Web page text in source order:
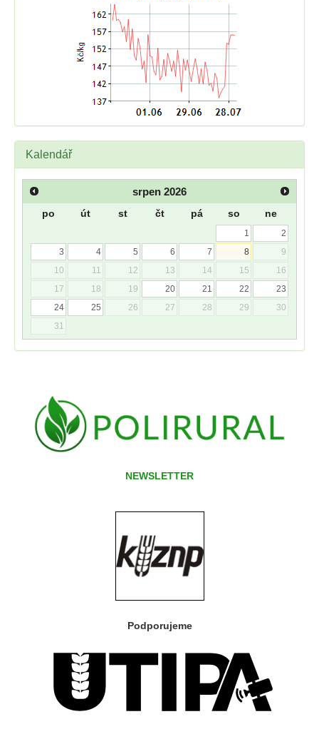
Kalendář
srpen 2026
po út st čt pá so ne
1
2
3
4 5 6 7 8
9
10
11 12 13 14 15
16
17
18 19 20 21 22
23
24
25 26 27 28 29
30
31
NEWSLETTER
Podporujeme